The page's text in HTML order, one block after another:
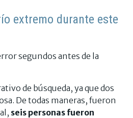
extremo durante este
segundos antes de la
de búsqueda, ya que dos
De todas maneras, fueron
seis personas fueron